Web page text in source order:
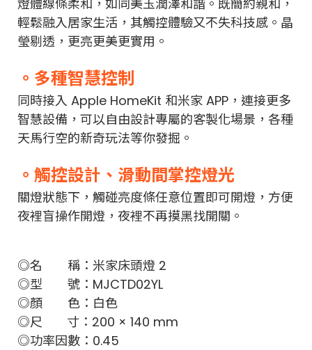
燈體線條柔和，如同美玉潤澤和諧。既簡約親和，
輕鬆融入居家生活，其觸控體驗又不失科技感。晶
瑩剔透，更亮更美更實用。
。 多種智慧控制
同時接入 Apple HomeKit 和米家 APP，連接更多
智慧設備，可以自由設計專屬的客製化場景，各種
天馬行空的新奇玩法等你發掘。
。 觸控設計、滑動間掌控燈光
關燈狀態下，觸碰亮度條任意位置即可開燈，方便
夜裡盲操作開燈，夜裡不再摸黑找開關。
◎名 稱：米家床頭燈 2
◎型 號：MJCTD02YL
◎顏 色：白色
◎尺 寸：200 × 140 mm
◎功率因數：0.45